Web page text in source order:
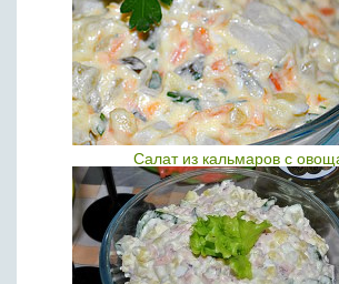
Салат из кальмаров с